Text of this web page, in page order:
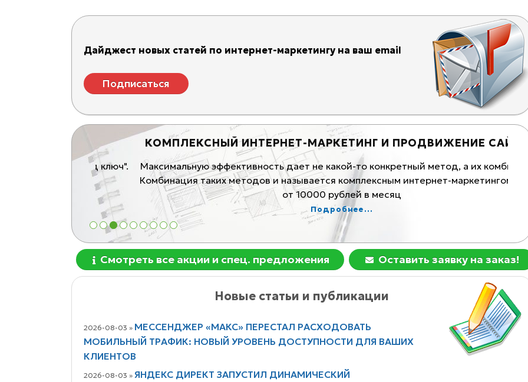
Дайджест новых статей по интернет-маркетингу на ваш email
Подписаться
"под ключ".
КОМПЛЕКСНЫЙ ИНТЕРНЕТ-МАРКЕТИНГ И ПРОДВИЖЕНИЕ САЙТОВ
Максимальную эффективность дает не какой-то конкретный метод, а их комбинация.
Комбинация таких методов и называется комплексным интернет-маркетингом. Всего
от 10000 рублей в месяц
Подробнее...
Смотреть все акции и спец. предложения Оставить заявку на заказ!
Новые статьи и публикации
2026-08-03 » МЕССЕНДЖЕР «МАКС» ПЕРЕСТАЛ РАСХОДОВАТЬ
МОБИЛЬНЫЙ ТРАФИК: НОВЫЙ УРОВЕНЬ ДОСТУПНОСТИ ДЛЯ ВАШИХ
КЛИЕНТОВ
2026-08-03 » ЯНДЕКС ДИРЕКТ ЗАПУСТИЛ ДИНАМИЧЕСКИЙ